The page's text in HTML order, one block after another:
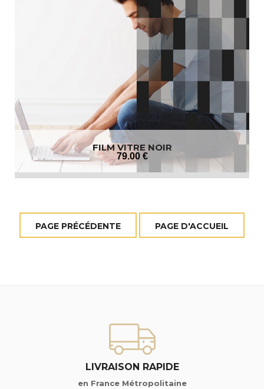
FILM VITRE NOIR
79.00 €
LIVRAISON RAPIDE
en France Métropolitaine